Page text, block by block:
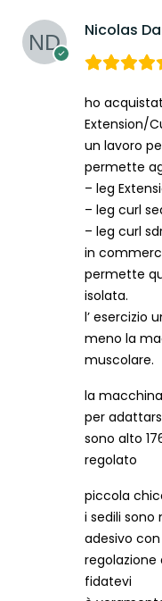
Nicolas
ho
Extension/
un lavoro
permette
– leg
– leg curl
– leg curl
in
permette
isolata.
l’ esercizio
meno la
muscolare.
la
per
sono alto
regolato
piccola
i sedili
adesivo
regolazione
fidatevi